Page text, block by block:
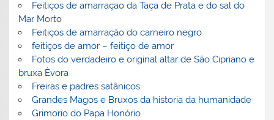
Feitiços de amarraçao da Taça de Prata e do sal do
Mar Morto
Feitiços de amarração do carneiro negro
feitiços de amor – feitiço de amor
Fotos do verdadeiro e original altar de São Cipriano e
bruxa Èvora
Freiras e padres satânicos
Grandes Magos e Bruxos da historia da humanidade
Grimorio do Papa Honório